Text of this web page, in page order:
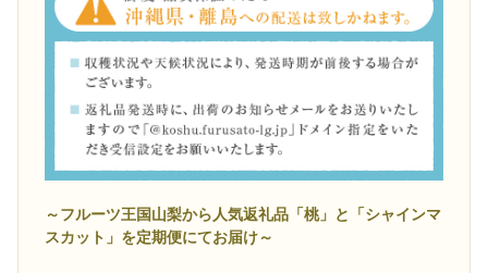
～フルーツ王国山梨から人気返礼品「桃」と「シャインマ
スカット」を定期便にてお届け～